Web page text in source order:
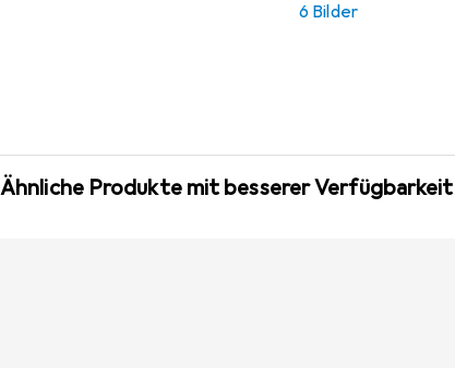
6 Bilder
Ähnliche Produkte mit besserer Verfügbarkeit